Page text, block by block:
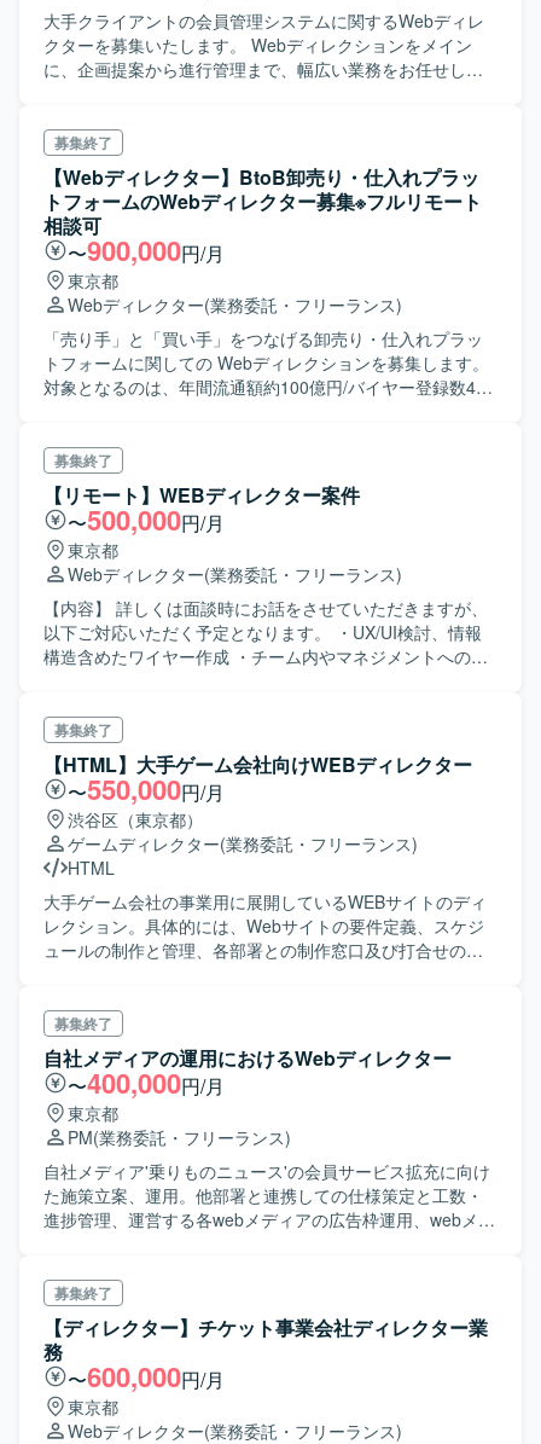
大手クライアントの会員管理システムに関するWebディレ
クターを募集いたします。 Webディレクションをメイン
に、企画提案から進行管理まで、幅広い業務をお任せしま
募集終了
【Webディレクター】BtoB卸売り・仕入れプラッ
トフォームのWebディレクター募集※フルリモート
相談可
〜900,000円/月
東京都
Webディレクター(業務委託・フリーランス)
「売り手」と「買い手」をつなげる卸売り・仕入れプラッ
トフォームに関しての Webディレクションを募集します。
対象となるのは、年間流通額約100億円/バイヤー登録数49
注力事業として プラットフォーム関連する事業開発を積極
的に行っており、 サービスをグロースするためのWebディ
レクターを募集致します。 ※今回は主にSEOに特化した
Webディクターを募集します。
募集終了
【リモート】WEBディレクター案件
〜500,000円/月
東京都
Webディレクター(業務委託・フリーランス)
【内容】 詳しくは面談時にお話をさせていただきますが、
以下ご対応いただく予定となります。 ・UX/UI検討、情報
構造含めたワイヤー作成 ・チーム内やマネジメントへのレ
デザイナー、コーダーへのディレクション ・UAT時のテス
ト項目書作成および実機テスト
募集終了
【HTML】大手ゲーム会社向けWEBディレクター
〜550,000円/月
渋谷区（東京都）
ゲームディレクター(業務委託・フリーランス)
HTML
大手ゲーム会社の事業用に展開しているWEBサイトのディ
レクション。具体的には、Webサイトの要件定義、スケジ
ュールの制作と管理、各部署との制作窓口及び打合せのフ
募集終了
自社メディアの運用におけるWebディレクター
〜400,000円/月
東京都
PM(業務委託・フリーランス)
自社メディア'乗りものニュース'の会員サービス拡充に向け
た施策立案、運用。他部署と連携しての仕様策定と工数・
進捗管理、運営する各webメディアの広告枠運用、webメデ
募集終了
【ディレクター】チケット事業会社ディレクター業
務
〜600,000円/月
東京都
Webディレクター(業務委託・フリーランス)